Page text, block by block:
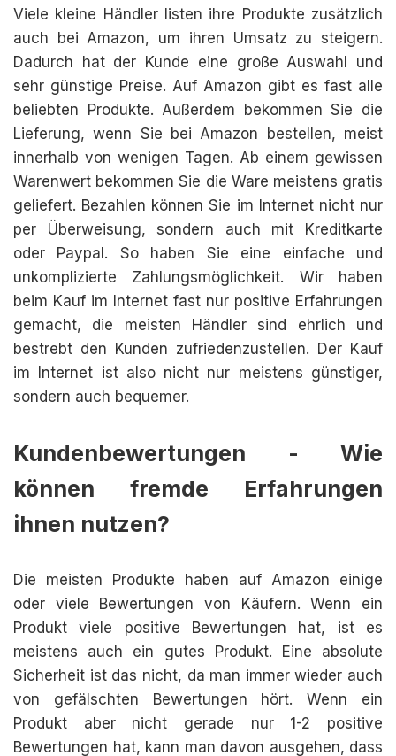
Viele kleine Händler listen ihre Produkte zusätzlich
auch bei Amazon, um ihren Umsatz zu steigern.
Dadurch hat der Kunde eine große Auswahl und
sehr günstige Preise. Auf Amazon gibt es fast alle
beliebten Produkte. Außerdem bekommen Sie die
Lieferung, wenn Sie bei Amazon bestellen, meist
innerhalb von wenigen Tagen. Ab einem gewissen
Warenwert bekommen Sie die Ware meistens gratis
geliefert. Bezahlen können Sie im Internet nicht nur
per Überweisung, sondern auch mit Kreditkarte
oder Paypal. So haben Sie eine einfache und
unkomplizierte Zahlungsmöglichkeit. Wir haben
beim Kauf im Internet fast nur positive Erfahrungen
gemacht, die meisten Händler sind ehrlich und
bestrebt den Kunden zufriedenzustellen. Der Kauf
im Internet ist also nicht nur meistens günstiger,
sondern auch bequemer.
Kundenbewertungen - Wie
können fremde Erfahrungen
ihnen nutzen?
Die meisten Produkte haben auf Amazon einige
oder viele Bewertungen von Käufern. Wenn ein
Produkt viele positive Bewertungen hat, ist es
meistens auch ein gutes Produkt. Eine absolute
Sicherheit ist das nicht, da man immer wieder auch
von gefälschten Bewertungen hört. Wenn ein
Produkt aber nicht gerade nur 1-2 positive
Bewertungen hat, kann man davon ausgehen, dass